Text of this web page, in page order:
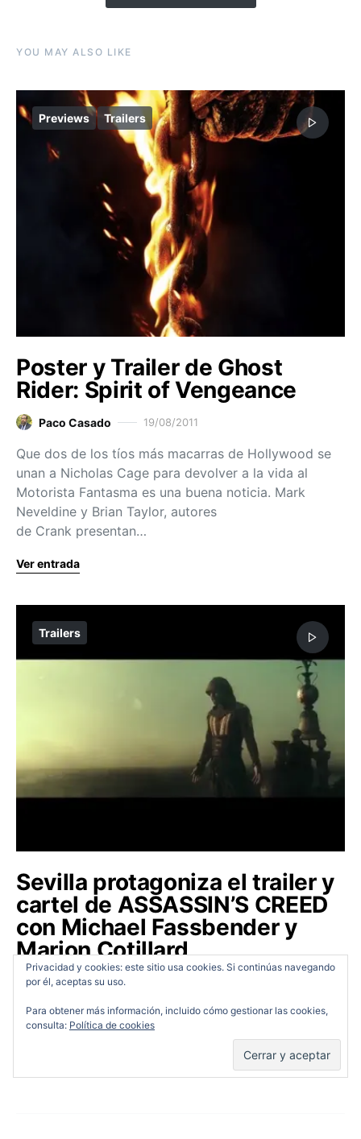
YOU MAY ALSO LIKE
Previews Trailers
Poster y Trailer de Ghost
Rider: Spirit of Vengeance
Paco Casado 19/08/2011
Que dos de los tíos más macarras de Hollywood se
unan a Nicholas Cage para devolver a la vida al
Motorista Fantasma es una buena noticia. Mark
Neveldine y Brian Taylor, autores
de Crank presentan…
Ver entrada
Trailers
Sevilla protagoniza el trailer y
cartel de ASSASSIN’S CREED
con Michael Fassbender y
Marion Cotillard
Cine en Serio
Sevilla protagoniza el trailer y cartel de ASSASSIN’S
CREED con Michael Fassbender y Marion Cotillard
Privacidad y cookies: este sitio usa cookies. Si continúas navegando
por él, aceptas su uso.
Para obtener más información, incluido cómo gestionar las cookies,
consulta: Política de cookies